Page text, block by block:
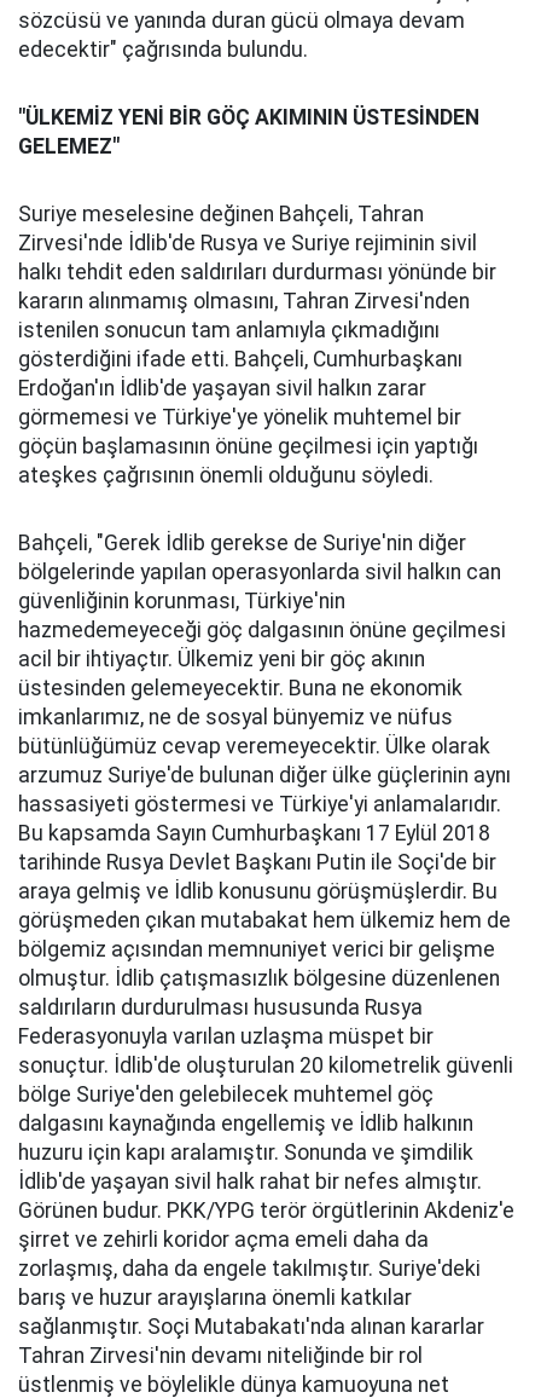
sözcüsü ve yanında duran gücü olmaya devam
edecektir" çağrısında bulundu.
"ÜLKEMİZ YENİ BİR GÖÇ AKIMININ ÜSTESİNDEN
GELEMEZ"
Suriye meselesine değinen Bahçeli, Tahran
Zirvesi'nde İdlib'de Rusya ve Suriye rejiminin sivil
halkı tehdit eden saldırıları durdurması yönünde bir
kararın alınmamış olmasını, Tahran Zirvesi'nden
istenilen sonucun tam anlamıyla çıkmadığını
gösterdiğini ifade etti. Bahçeli, Cumhurbaşkanı
Erdoğan'ın İdlib'de yaşayan sivil halkın zarar
görmemesi ve Türkiye'ye yönelik muhtemel bir
göçün başlamasının önüne geçilmesi için yaptığı
ateşkes çağrısının önemli olduğunu söyledi.
Bahçeli, "Gerek İdlib gerekse de Suriye'nin diğer
bölgelerinde yapılan operasyonlarda sivil halkın can
güvenliğinin korunması, Türkiye'nin
hazmedemeyeceği göç dalgasının önüne geçilmesi
acil bir ihtiyaçtır. Ülkemiz yeni bir göç akının
üstesinden gelemeyecektir. Buna ne ekonomik
imkanlarımız, ne de sosyal bünyemiz ve nüfus
bütünlüğümüz cevap veremeyecektir. Ülke olarak
arzumuz Suriye'de bulunan diğer ülke güçlerinin aynı
hassasiyeti göstermesi ve Türkiye'yi anlamalarıdır.
Bu kapsamda Sayın Cumhurbaşkanı 17 Eylül 2018
tarihinde Rusya Devlet Başkanı Putin ile Soçi'de bir
araya gelmiş ve İdlib konusunu görüşmüşlerdir. Bu
görüşmeden çıkan mutabakat hem ülkemiz hem de
bölgemiz açısından memnuniyet verici bir gelişme
olmuştur. İdlib çatışmasızlık bölgesine düzenlenen
saldırıların durdurulması hususunda Rusya
Federasyonuyla varılan uzlaşma müspet bir
sonuçtur. İdlib'de oluşturulan 20 kilometrelik güvenli
bölge Suriye'den gelebilecek muhtemel göç
dalgasını kaynağında engellemiş ve İdlib halkının
huzuru için kapı aralamıştır. Sonunda ve şimdilik
İdlib'de yaşayan sivil halk rahat bir nefes almıştır.
Görünen budur. PKK/YPG terör örgütlerinin Akdeniz'e
şirret ve zehirli koridor açma emeli daha da
zorlaşmış, daha da engele takılmıştır. Suriye'deki
barış ve huzur arayışlarına önemli katkılar
sağlanmıştır. Soçi Mutabakatı'nda alınan kararlar
Tahran Zirvesi'nin devamı niteliğinde bir rol
üstlenmiş ve böylelikle dünya kamuoyuna net